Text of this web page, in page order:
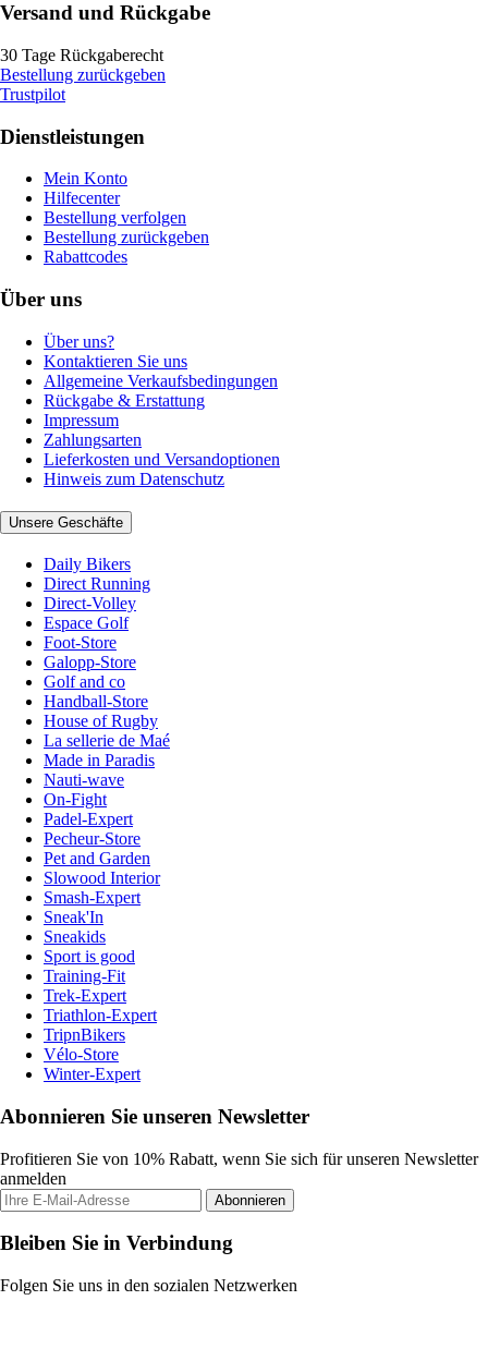
Versand und Rückgabe
30 Tage Rückgaberecht
Bestellung zurückgeben
Trustpilot
Dienstleistungen
Mein Konto
Hilfecenter
Bestellung verfolgen
Bestellung zurückgeben
Rabattcodes
Über uns
Über uns?
Kontaktieren Sie uns
Allgemeine Verkaufsbedingungen
Rückgabe & Erstattung
Impressum
Zahlungsarten
Lieferkosten und Versandoptionen
Hinweis zum Datenschutz
Unsere Geschäfte
Daily Bikers
Direct Running
Direct-Volley
Espace Golf
Foot-Store
Galopp-Store
Golf and co
Handball-Store
House of Rugby
La sellerie de Maé
Made in Paradis
Nauti-wave
On-Fight
Padel-Expert
Pecheur-Store
Pet and Garden
Slowood Interior
Smash-Expert
Sneak'In
Sneakids
Sport is good
Training-Fit
Trek-Expert
Triathlon-Expert
TripnBikers
Vélo-Store
Winter-Expert
Abonnieren Sie unseren Newsletter
Profitieren Sie von 10% Rabatt, wenn Sie sich für unseren Newsletter
anmelden
Abonnieren
Bleiben Sie in Verbindung
Folgen Sie uns in den sozialen Netzwerken